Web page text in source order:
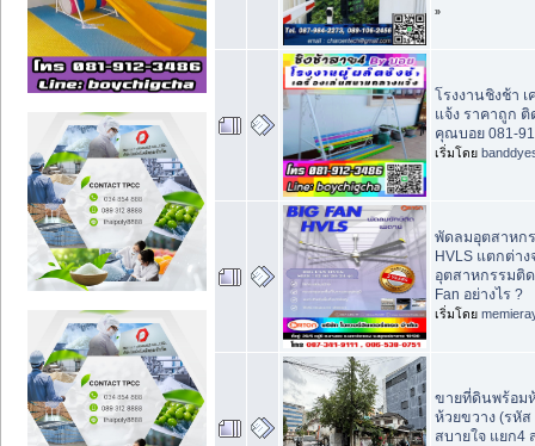
»
โรงงานชิงช้า เ
แจ้ง ราคาถูก
คุณบอย 081-
เริ่มโดย
พัดลมอุตสาหก
HVLS แตกต่า
อุตสาหกรรมติ
Fan อย่างไร ?
เริ่มโดย
ขายที่ดินพร้อม
ห้วยขวาง (รหัส
สบายใจ แยก4